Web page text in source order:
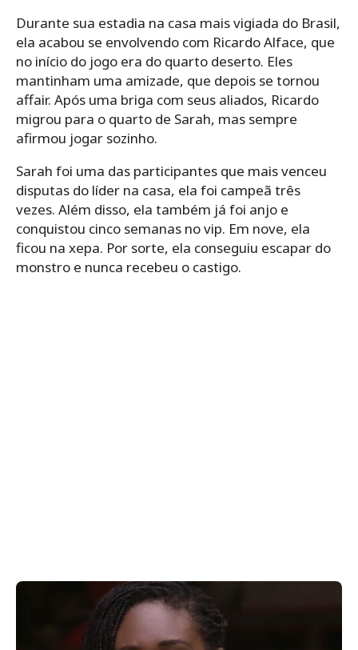
Durante sua estadia na casa mais vigiada do Brasil,
ela acabou se envolvendo com Ricardo Alface, que
no início do jogo era do quarto deserto. Eles
mantinham uma amizade, que depois se tornou
affair. Após uma briga com seus aliados, Ricardo
migrou para o quarto de Sarah, mas sempre
afirmou jogar sozinho.
Sarah foi uma das participantes que mais venceu
disputas do líder na casa, ela foi campeã três
vezes. Além disso, ela também já foi anjo e
conquistou cinco semanas no vip. Em nove, ela
ficou na xepa. Por sorte, ela conseguiu escapar do
monstro e nunca recebeu o castigo.